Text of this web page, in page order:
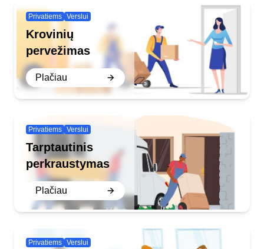
Privatiems Verslui
Krovinių
pervežimas
Plačiau
Privatiems Verslui
Tarptautinis
perkraustymas
Plačiau
Privatiems Verslui